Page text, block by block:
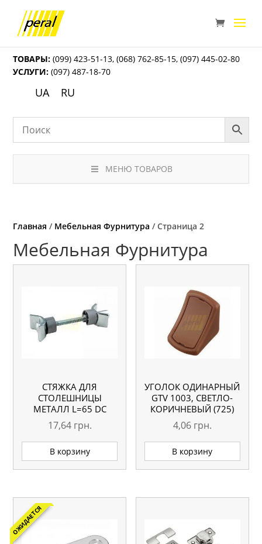
ТОВАРЫ: (099) 423-51-13,(068) 762-85-15,(097) 445-02-80
УСЛУГИ: (097) 487-18-70
UA RU
МЕНЮ ТОВАРОВ
Главная / Мебельная Фурнитура / Страница 2
Мебельная Фурнитура
СТЯЖКА ДЛЯ
СТОЛЕШНИЦЫ
МЕТАЛЛ L=65 DC
17,64 грн.
В корзину
УГОЛОК ОДИНАРНЫЙ
GTV 1003, СВЕТЛО-
КОРИЧНЕВЫЙ (725)
4,06 грн.
В корзину
ОЖИДАЕТСЯ